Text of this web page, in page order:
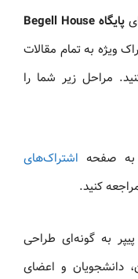
پایگاه Begell House
ویژه به تمام مقالات
مراحل زیر شما را
صفحه اشتراک‌های
کنید.
به گونه‌ای طراحی
دانشجویان و اعضای